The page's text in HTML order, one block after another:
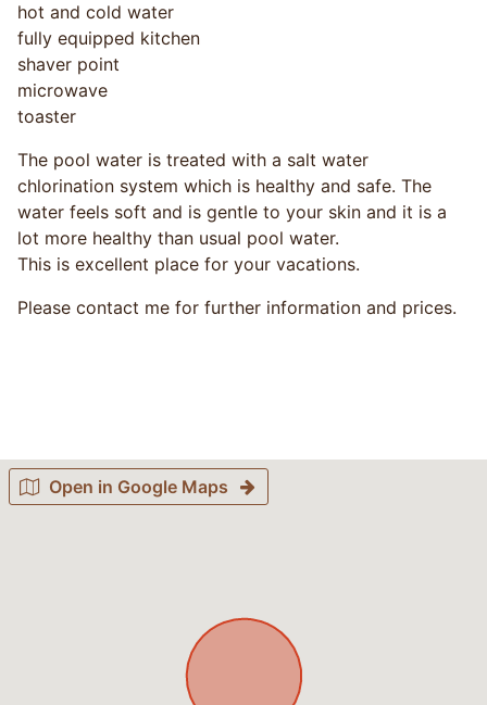
hot and cold water
fully equipped kitchen
shaver point
microwave
toaster
The pool water is treated with a salt water
chlorination system which is healthy and safe. The
water feels soft and is gentle to your skin and it is a
lot more healthy than usual pool water.
This is excellent place for your vacations.
Please contact me for further information and prices.
Open in Google Maps